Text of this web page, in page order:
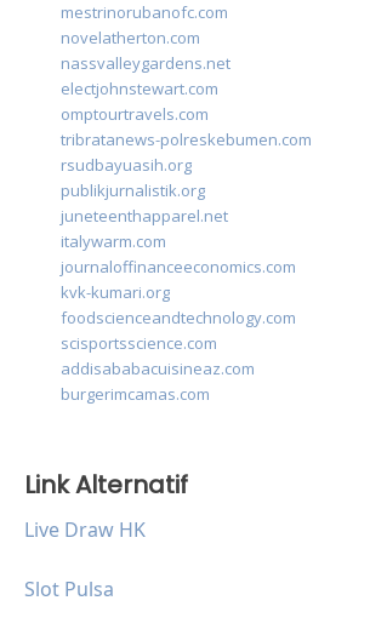
mestrinorubanofc.com
novelatherton.com
nassvalleygardens.net
electjohnstewart.com
omptourtravels.com
tribratanews-polreskebumen.com
rsudbayuasih.org
publikjurnalistik.org
juneteenthapparel.net
italywarm.com
journaloffinanceeconomics.com
kvk-kumari.org
foodscienceandtechnology.com
scisportsscience.com
addisababacuisineaz.com
burgerimcamas.com
Link Alternatif
Live Draw HK
Slot Pulsa